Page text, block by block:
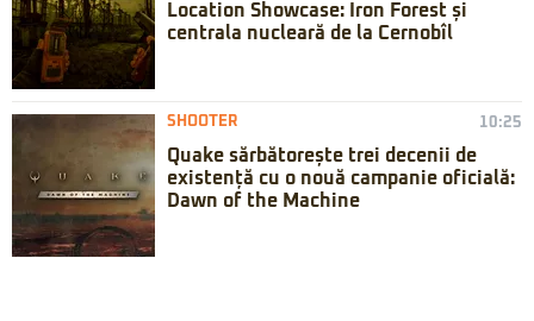
Location Showcase: Iron Forest și
centrala nucleară de la Cernobîl
SHOOTER 10:25
Quake sărbătorește trei decenii de
existență cu o nouă campanie oficială:
Dawn of the Machine